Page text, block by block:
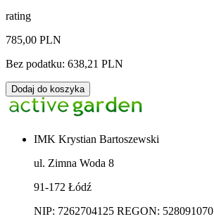
rating
785,00 PLN
Bez podatku: 638,21 PLN
Dodaj do koszyka
IMK Krystian Bartoszewski
ul. Zimna Woda 8
91-172 Łódź
NIP: 7262704125 REGON: 528091070